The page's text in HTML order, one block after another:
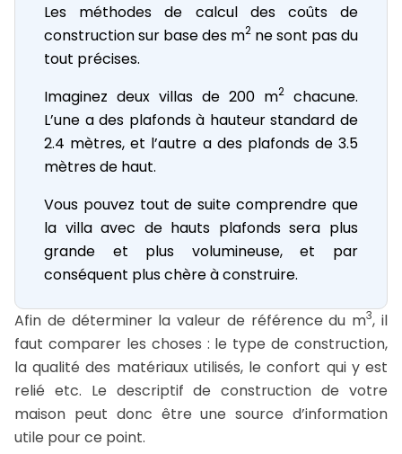
Les méthodes de calcul des coûts de
construction sur base des m2 ne sont pas du
tout précises.
Imaginez deux villas de 200 m2 chacune.
L’une a des plafonds à hauteur standard de
2.4 mètres, et l’autre a des plafonds de 3.5
mètres de haut.
Vous pouvez tout de suite comprendre que
la villa avec de hauts plafonds sera plus
grande et plus volumineuse, et par
conséquent plus chère à construire.
Afin de déterminer la valeur de référence du m3, il
faut comparer les choses : le type de construction,
la qualité des matériaux utilisés, le confort qui y est
relié etc. Le descriptif de construction de votre
maison peut donc être une source d’information
utile pour ce point.